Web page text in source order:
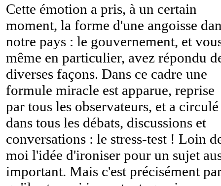
Cette émotion a pris, à un certain
moment, la forme d'une angoisse
notre pays : le gouvernement, et
même en particulier, avez répondu
diverses façons. Dans ce cadre une
formule miracle est apparue, reprise
par tous les observateurs, et a circulé
dans tous les débats, discussions et
conversations : le stress-test ! Loin
moi l'idée d'ironiser pour un sujet
important. Mais c'est précisément